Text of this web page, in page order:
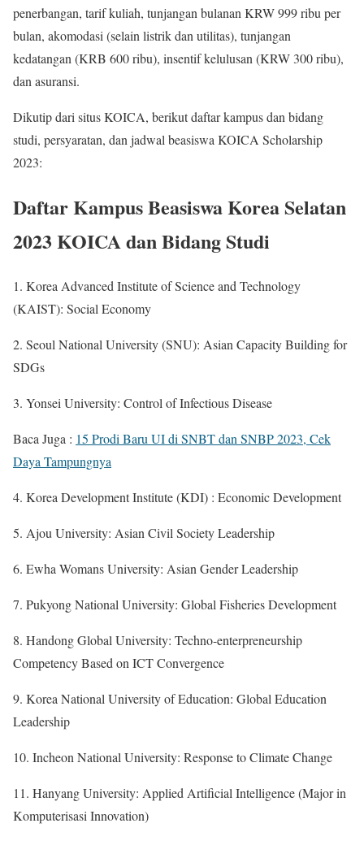
penerbangan, tarif kuliah, tunjangan bulanan KRW 999 ribu per
bulan, akomodasi (selain listrik dan utilitas), tunjangan
kedatangan (KRB 600 ribu), insentif kelulusan (KRW 300 ribu),
dan asuransi.
Dikutip dari situs KOICA, berikut daftar kampus dan bidang
studi, persyaratan, dan jadwal beasiswa KOICA Scholarship
2023:
Daftar Kampus Beasiswa Korea Selatan
2023 KOICA dan Bidang Studi
1. Korea Advanced Institute of Science and Technology
(KAIST): Social Economy
2. Seoul National University (SNU): Asian Capacity Building for
SDGs
3. Yonsei University: Control of Infectious Disease
Baca Juga : 15 Prodi Baru UI di SNBT dan SNBP 2023, Cek
Daya Tampungnya
4. Korea Development Institute (KDI) : Economic Development
5. Ajou University: Asian Civil Society Leadership
6. Ewha Womans University: Asian Gender Leadership
7. Pukyong National University: Global Fisheries Development
8. Handong Global University: Techno-enterpreneurship
Competency Based on ICT Convergence
9. Korea National University of Education: Global Education
Leadership
10. Incheon National University: Response to Climate Change
11. Hanyang University: Applied Artificial Intelligence (Major in
Komputerisasi Innovation)